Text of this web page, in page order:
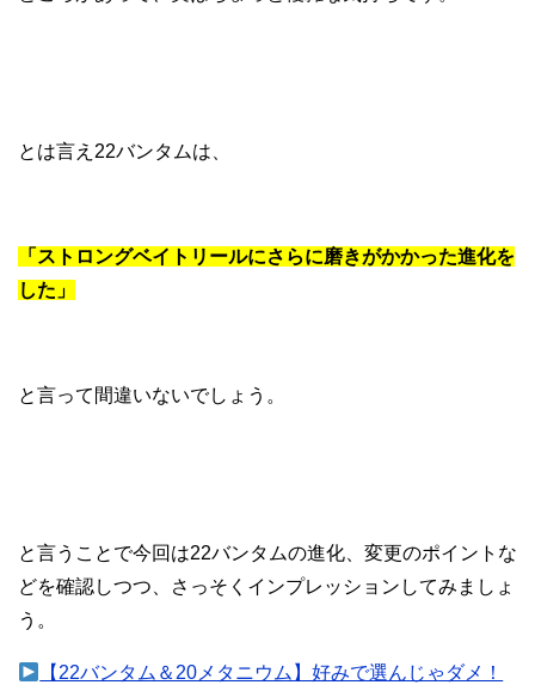
とは言え22バンタムは、
「ストロングベイトリールにさらに磨きがかかった進化を
した」
と言って間違いないでしょう。
と言うことで今回は22バンタムの進化、変更のポイントな
どを確認しつつ、さっそくインプレッションしてみましょ
う。
【22バンタム＆20メタニウム】好みで選んじゃダメ！